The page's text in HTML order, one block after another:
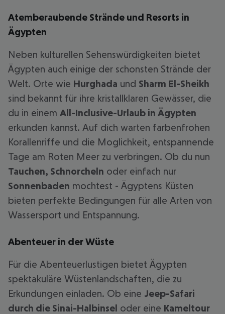
Atemberaubende Strände und Resorts in
Ägypten
Neben kulturellen Sehenswürdigkeiten bietet
Ägypten auch einige der schonsten Strände der
Welt. Orte wie Hurghada und Sharm El-Sheikh
sind bekannt für ihre kristallklaren Gewässer, die
du in einem All-Inclusive-Urlaub in Ägypten
erkunden kannst. Auf dich warten farbenfrohen
Korallenriffe und die Moglichkeit, entspannende
Tage am Roten Meer zu verbringen. Ob du nun
Tauchen, Schnorcheln oder einfach nur
Sonnenbaden mochtest - Ägyptens Küsten
bieten perfekte Bedingungen für alle Arten von
Wassersport und Entspannung.
Abenteuer in der Wüste
Für die Abenteuerlustigen bietet Ägypten
spektakuläre Wüstenlandschaften, die zu
Erkundungen einladen. Ob eine Jeep-Safari
durch die Sinai-Halbinsel oder eine Kameltour